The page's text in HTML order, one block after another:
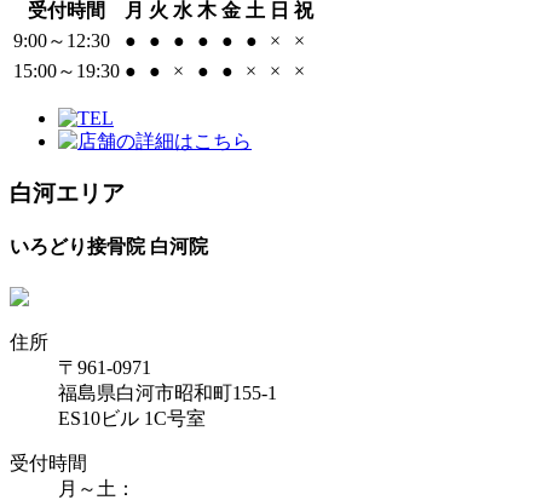
受付時間 月 火 水 木 金 土 日 祝
9:00～12:30
● ● ● ● ● ● ×
×
15:00～19:30 ● ● × ● ● × × ×
白河エリア
いろどり接骨院 白河院
住所
〒961-0971
福島県白河市昭和町155-1
ES10ビル 1C号室
受付時間
月～土：